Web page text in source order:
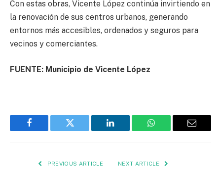
Con estas obras, Vicente López continúa invirtiendo en
la renovación de sus centros urbanos, generando
entornos más accesibles, ordenados y seguros para
vecinos y comerciantes.
FUENTE: Municipio de Vicente López
Facebook Twitter LinkedIn WhatsApp Email
PREVIOUS ARTICLE NEXT ARTICLE